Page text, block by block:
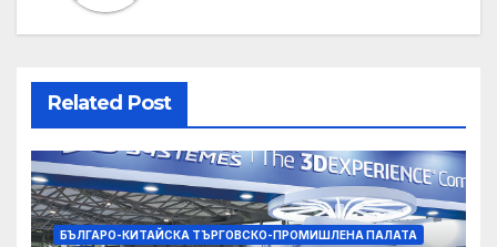
Related Post
БЪЛГАРО-КИТАЙСКА ТЪРГОВСКО-ПРОМИШЛЕНА ПАЛАТА